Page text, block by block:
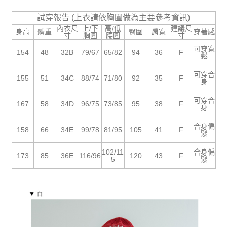
試穿報告 (上衣請依胸圍做為主要參考資訊)
身高 體重
內衣尺
寸
上/下
胸圍
高/低
腰圍
臀圍 肩寬
建議尺
寸
穿著感
154 48 32B 79/67 65/82 94 36 F
可穿寬
鬆
155 51 34C 88/74 71/80 92 35 F
可穿合
身
167 58 34D 96/75 73/85 95 38 F
可穿合
身
158 66 34E 99/78 81/95 105 41 F
合身偏
緊
173 85 36E 116/96 102/11
5
120 43 F
合身偏
緊